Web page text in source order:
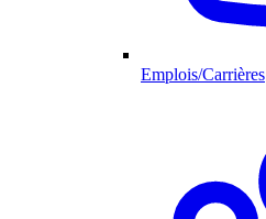
Emplois/Carrières